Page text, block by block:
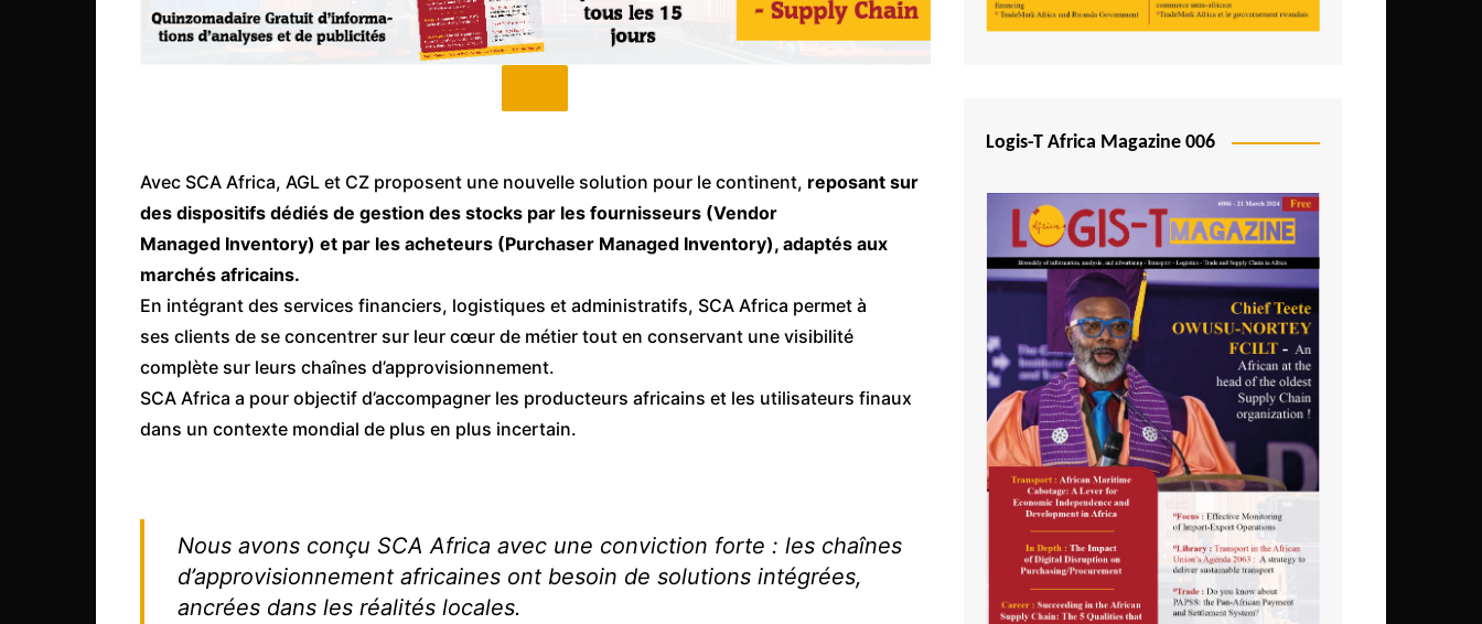
Soudan
Zimbabwe
Avec SCA Africa, AGL et CZ proposent une nouvelle solution pour le continent, reposant sur
des dispositifs dédiés de gestion des stocks par les fournisseurs (Vendor
Managed Inventory) et par les acheteurs (Purchaser Managed Inventory), adaptés aux
marchés africains.
En intégrant des services financiers, logistiques et administratifs, SCA Africa permet à
ses clients de se concentrer sur leur cœur de métier tout en conservant une visibilité
complète sur leurs chaînes d’approvisionnement.
SCA Africa a pour objectif d’accompagner les producteurs africains et les utilisateurs finaux
dans un contexte mondial de plus en plus incertain.
Nous avons conçu SCA Africa avec une conviction forte : les chaînes
d’approvisionnement africaines ont besoin de solutions intégrées,
ancrées dans les réalités locales.
Logis-T Africa Magazine 006